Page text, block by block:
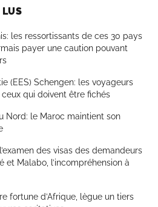
les ressortissants de ces 30 pays
payer une caution pouvant
(EES) Schengen: les voyageurs
qui doivent être fichés
Nord: le Maroc maintient son
des visas des demandeurs
et Malabo, l’incompréhension à
fortune d’Afrique, lègue un tiers